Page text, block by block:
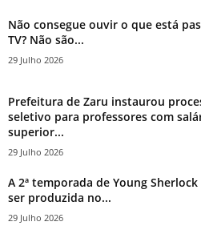
Não consegue ouvir o que está
TV? Não são...
29 Julho 2026
Prefeitura de Zaru instaurou
seletivo para professores com
superior...
29 Julho 2026
A 2ª temporada de Young Sherlock
ser produzida no...
29 Julho 2026